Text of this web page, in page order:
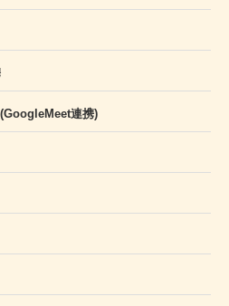
連携)